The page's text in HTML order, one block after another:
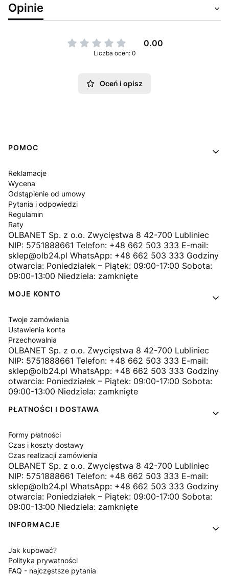
Opinie
0.00
Liczba ocen: 0
Oceń i opisz
Linki w stopce
POMOC
Reklamacje
Wycena
Odstąpienie od umowy
Pytania i odpowiedzi
Regulamin
Raty
OLBANET Sp. z o.o. Zwycięstwa 8 42-700 Lubliniec
NIP: 5751888661 Telefon: +48 662 503 333 E-mail:
sklep@olb24.pl WhatsApp: +48 662 503 333 Godziny
otwarcia: Poniedziałek – Piątek: 09:00-17:00 Sobota:
09:00-13:00 Niedziela: zamknięte
MOJE KONTO
Twoje zamówienia
Ustawienia konta
Przechowalnia
OLBANET Sp. z o.o. Zwycięstwa 8 42-700 Lubliniec
NIP: 5751888661 Telefon: +48 662 503 333 E-mail:
sklep@olb24.pl WhatsApp: +48 662 503 333 Godziny
otwarcia: Poniedziałek – Piątek: 09:00-17:00 Sobota:
09:00-13:00 Niedziela: zamknięte
PŁATNOŚCI I DOSTAWA
Formy płatności
Czas i koszty dostawy
Czas realizacji zamówienia
OLBANET Sp. z o.o. Zwycięstwa 8 42-700 Lubliniec
NIP: 5751888661 Telefon: +48 662 503 333 E-mail:
sklep@olb24.pl WhatsApp: +48 662 503 333 Godziny
otwarcia: Poniedziałek – Piątek: 09:00-17:00 Sobota:
09:00-13:00 Niedziela: zamknięte
INFORMACJE
Jak kupować?
Polityka prywatności
FAQ - najczęstsze pytania